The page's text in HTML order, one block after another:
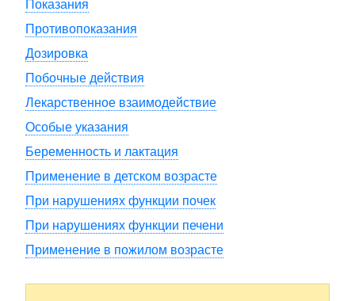
Показания
Противопоказания
Дозировка
Побочные действия
Лекарственное взаимодействие
Особые указания
Беременность и лактация
Применение в детском возрасте
При нарушениях функции почек
При нарушениях функции печени
Применение в пожилом возрасте